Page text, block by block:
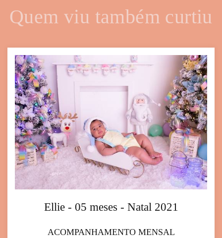
Quem viu também curtiu
Ellie - 05 meses - Natal 2021
ACOMPANHAMENTO MENSAL